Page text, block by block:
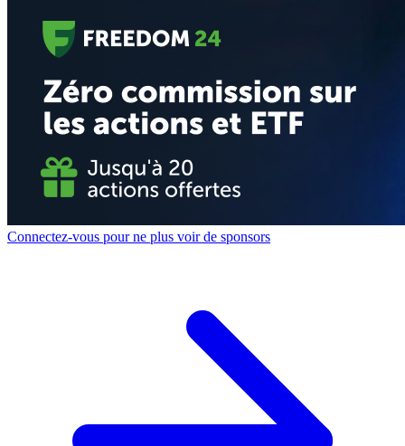
Connectez-vous pour ne plus voir de sponsors